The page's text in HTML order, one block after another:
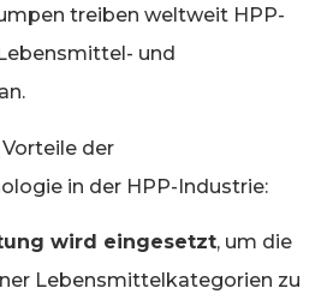
treiben weltweit HPP-
und
der
in der HPP-Industrie:
wird eingesetzt, um die
Lebensmittelkategorien zu